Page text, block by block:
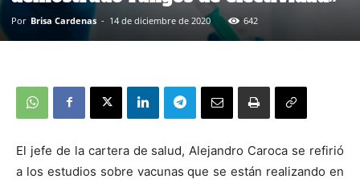
Por Brisa Cardenas - 14 de diciembre de 2020 642
El jefe de la cartera de salud, Alejandro Caroca se refirió
a los estudios sobre vacunas que se están realizando en